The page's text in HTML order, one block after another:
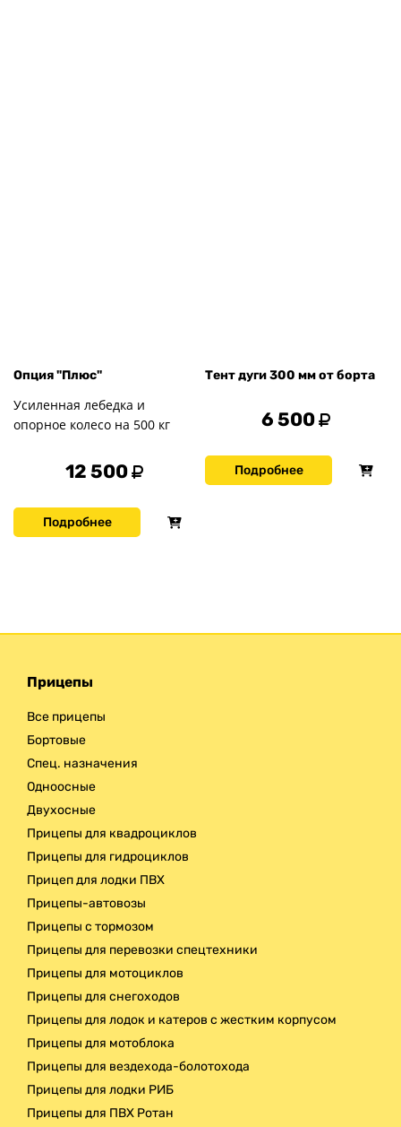
Опция "Плюс"
Усиленная лебедка и
опорное колесо на 500 кг
12 500
Подробнее
Тент дуги 300 мм от борта
6 500
Подробнее
Прицепы
Все прицепы
Бортовые
Спец. назначения
Одноосные
Двухосные
Прицепы для квадроциклов
Прицепы для гидроциклов
Прицеп для лодки ПВХ
Прицепы-автовозы
Прицепы с тормозом
Прицепы для перевозки спецтехники
Прицепы для мотоциклов
Прицепы для снегоходов
Прицепы для лодок и катеров с жестким корпусом
Прицепы для мотоблока
Прицепы для вездехода-болотохода
Прицепы для лодки РИБ
Прицепы для ПВХ Ротан